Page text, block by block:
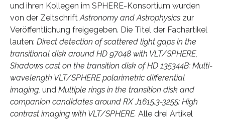
und ihren Kollegen im SPHERE-Konsortium wurden
von der Zeitschrift Astronomy and Astrophysics zur
Veröffentlichung freigegeben. Die Titel der Fachartikel
lauten: Direct detection of scattered light gaps in the
transitional disk around HD 97048 with VLT/SPHERE,
Shadows cast on the transition disk of HD 135344B: Multi-
wavelength VLT/SPHERE polarimetric differential
imaging, und Multiple rings in the transition disk and
companion candidates around RX J1615.3-3255: High
contrast imaging with VLT/SPHERE. Alle drei Artikel